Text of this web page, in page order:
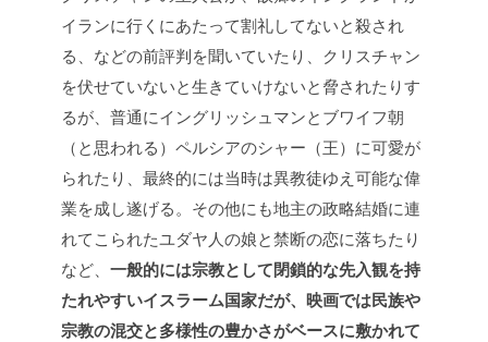
イランに行くにあたって割礼してないと殺され
る、などの前評判を聞いていたり、クリスチャン
を伏せていないと生きていけないと脅されたりす
るが、普通にイングリッシュマンとブワイフ朝
（と思われる）ペルシアのシャー（王）に可愛が
られたり、最終的には当時は異教徒ゆえ可能な偉
業を成し遂げる。その他にも地主の政略結婚に連
れてこられたユダヤ人の娘と禁断の恋に落ちたり
など、 一般的には宗教として閉鎖的な先入観を持
たれやすいイスラーム国家だが、映画では民族や
宗教の混交と多様性の豊かさがベースに敷かれて